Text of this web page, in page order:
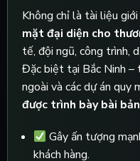
Không chỉ là tài liệu
mặt đại diện cho
tế, đội ngũ, công trình,
Đặc biệt tại Bắc Ninh
ngoài và các dự án quy
được trình bày bài bản
Gây ấn tượng
khách hàng.